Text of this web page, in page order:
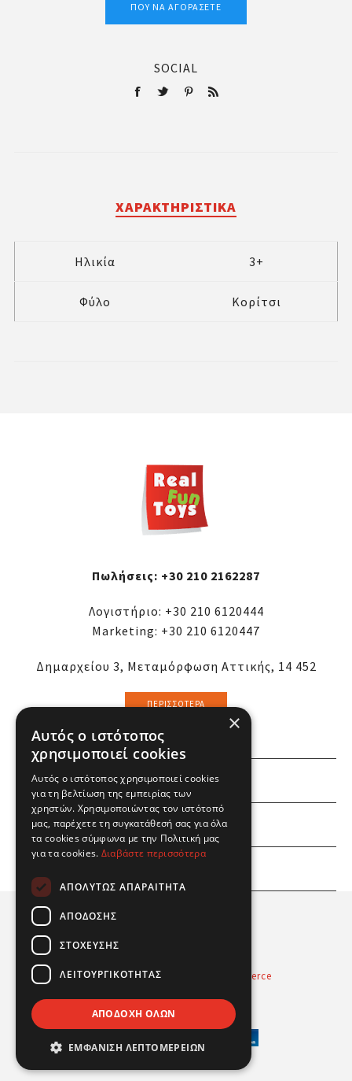
ΠΟΎ ΝΑ ΑΓΟΡΆΣΕΤΕ
SOCIAL
ΧΑΡΑΚΤΗΡΙΣΤΙΚΆ
Ηλικία 3+
Φύλο Κορίτσι
Πωλήσεις: +30 210 2162287
Λογιστήριο: +30 210 6120444
Marketing: +30 210 6120447
Δημαρχείου 3, Μεταμόρφωση Αττικής, 14 452
ΠΕΡΙΣΣΌΤΕΡΑ
ΕΜΕΙΣ
ΕΣΕΙΣ
Powered byRadicode
nopCommerce
© 2026 Real Fun Toys
×
Αυτός ο ιστότοπος
χρησιμοποιεί cookies
Αυτός ο ιστότοπος χρησιμοποιεί cookies
για τη βελτίωση της εμπειρίας των
χρηστών. Χρησιμοποιώντας τον ιστότοπό
μας, παρέχετε τη συγκατάθεσή σας για όλα
τα cookies σύμφωνα με την Πολιτική μας
για τα cookies. Διαβάστε περισσότερα
ΑΠΟΛΎΤΩΣ ΑΠΑΡΑΊΤΗΤΑ
ΑΠΌΔΟΣΗΣ
ΣΤΌΧΕΥΣΗΣ
ΛΕΙΤΟΥΡΓΙΚΌΤΗΤΑΣ
ΑΠΟΔΟΧΉ ΌΛΩΝ
ΕΜΦΆΝΙΣΗ ΛΕΠΤΟΜΕΡΕΙΏΝ